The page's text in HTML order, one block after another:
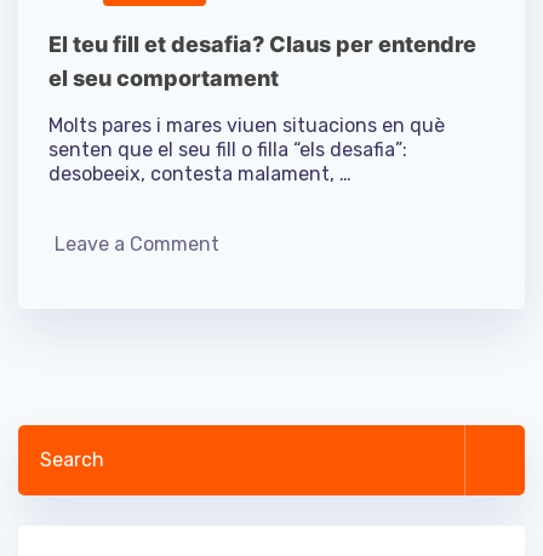
El teu fill et desafia? Claus per entendre
el seu comportament
Molts pares i mares viuen situacions en què
senten que el seu fill o filla “els desafia”:
desobeeix, contesta malament, …
Leave a Comment